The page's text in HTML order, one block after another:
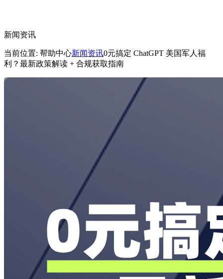
新闻资讯
当前位置: 帮助中心新闻资讯0元搞定 ChatGPT 美国军人福
利？最新政策解读 + 合规获取指南